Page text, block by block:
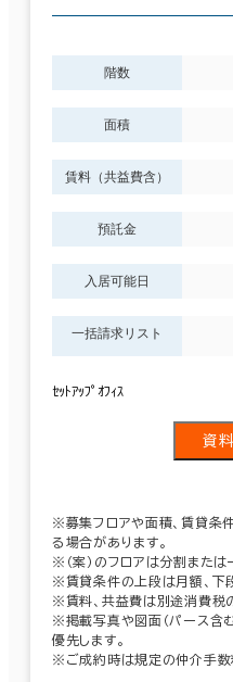
階数
面積
賃料（共益費含）
預託金
入居可能日
一括請求リスト
ｾｯﾄｱｯﾌﾟｵﾌｨｽ
資
※募集フロアや面積、賃貸条
る場合があります。
※（案）のフロアは分割または
※賃貸条件の上段は月額、下
※賃料、共益費は別途消費税
※掲載写真や図面（パース含
優先します。
※ご成約時は規定の仲介手数